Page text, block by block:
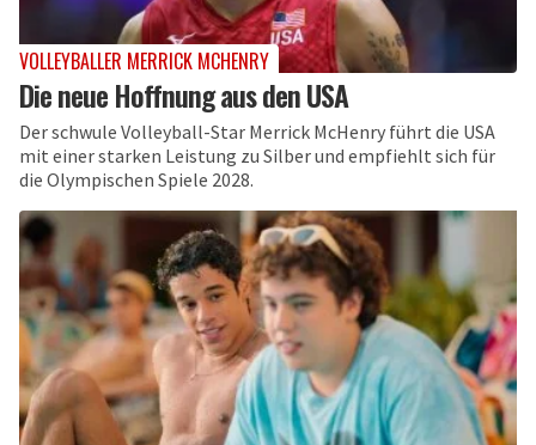
VOLLEYBALLER MERRICK MCHENRY
Die neue Hoffnung aus den USA
Der schwule Volleyball-Star Merrick McHenry führt die USA
mit einer starken Leistung zu Silber und empfiehlt sich für
die Olympischen Spiele 2028.